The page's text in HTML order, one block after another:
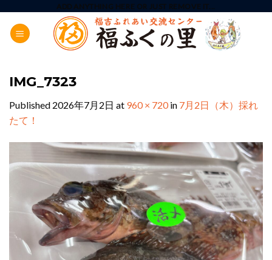
content
ADD ANYTHING HERE OR JUST REMOVE IT...
IMG_7323
Published 2026年7月2日 at 960 × 720in 7月2日（木）採れ
たて！